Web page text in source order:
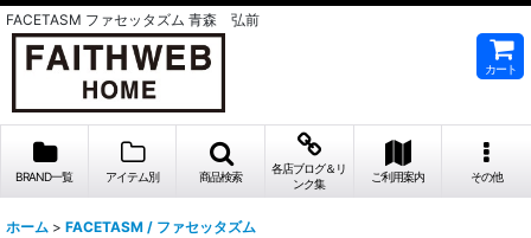
FACETASM ファセッタズム 青森 弘前
カート
BRAND一覧 アイテム別 商品検索
各店ブログ＆リ
ンク集
ご利用案内 その他
ホーム > FACETASM / ファセッタズム